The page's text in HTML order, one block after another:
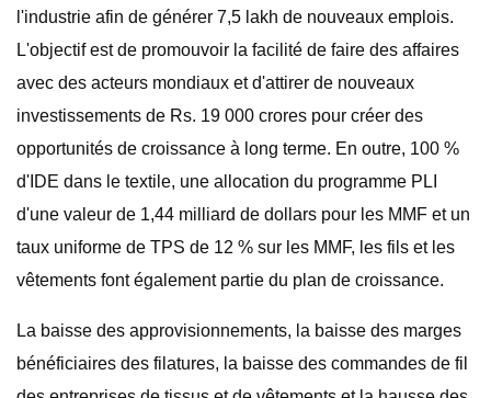
l'industrie afin de générer 7,5 lakh de nouveaux emplois.
L'objectif est de promouvoir la facilité de faire des affaires
avec des acteurs mondiaux et d'attirer de nouveaux
investissements de Rs. 19 000 crores pour créer des
opportunités de croissance à long terme. En outre, 100 %
d'IDE dans le textile, une allocation du programme PLI
d'une valeur de 1,44 milliard de dollars pour les MMF et un
taux uniforme de TPS de 12 % sur les MMF, les fils et les
vêtements font également partie du plan de croissance.
La baisse des approvisionnements, la baisse des marges
bénéficiaires des filatures, la baisse des commandes de fil